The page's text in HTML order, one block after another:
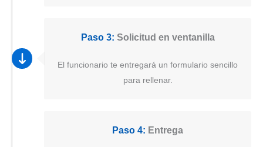
Paso 3: Solicitud en ventanilla
El funcionario te entregará un formulario sencillo
para rellenar.
Paso 4: Entrega